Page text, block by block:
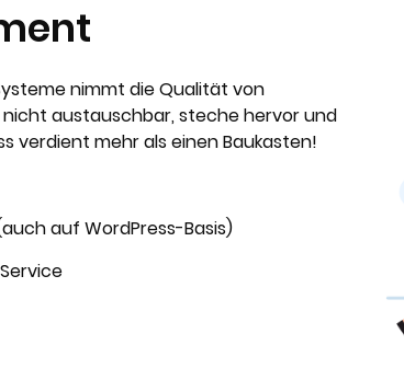
nimmt die Qualität von
nicht austauschbar, steche hervor und
verdient mehr als einen Baukasten!
auf WordPress-Basis)